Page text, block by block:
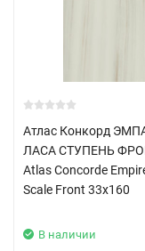
придает облицовке
Благодаря
природного
Empire становятся
архитектурного
Атлас Конкорд
ЛАСА СТУПЕНЬ
Atlas Concorde
Scale Front 33x160
В наличии